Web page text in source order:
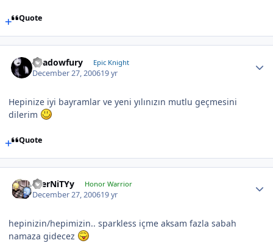
Quote
Shadowfury Epic Knight
December 27, 200619 yr
Hepinize iyi bayramlar ve yeni yılınızın mutlu geçmesini
dilerim
Quote
ETerNiTYy Honor Warrior
December 27, 200619 yr
hepinizin/hepimizin.. sparkless içme aksam fazla sabah
namaza gidecez